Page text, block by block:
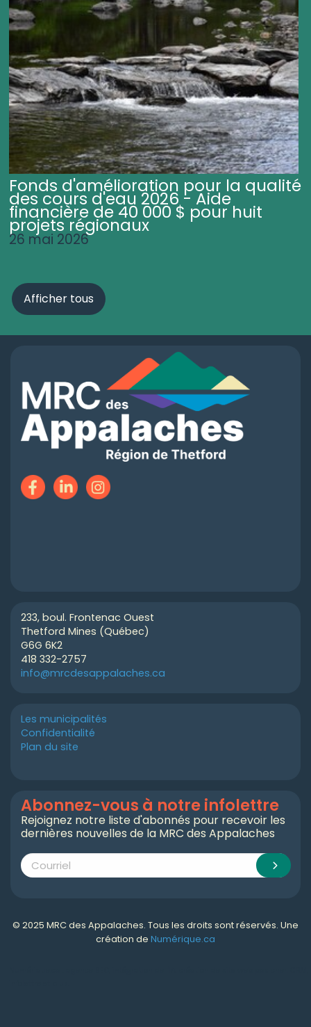
Fonds d'amélioration pour la qualité
des cours d'eau 2026 - Aide
financière de 40 000 $ pour huit
projets régionaux
26 mai 2026
Afficher tous
233, boul. Frontenac Ouest
Thetford Mines (Québec)
G6G 6K2
418 332-2757
info@mrcdesappalaches.ca
Les municipalités
Confidentialité
Plan du site
Abonnez-vous à notre infolettre
Rejoignez notre liste d'abonnés pour recevoir les
dernières nouvelles de la MRC des Appalaches
© 2025 MRC des Appalaches. Tous les droits sont réservés. Une
création de Numérique.ca